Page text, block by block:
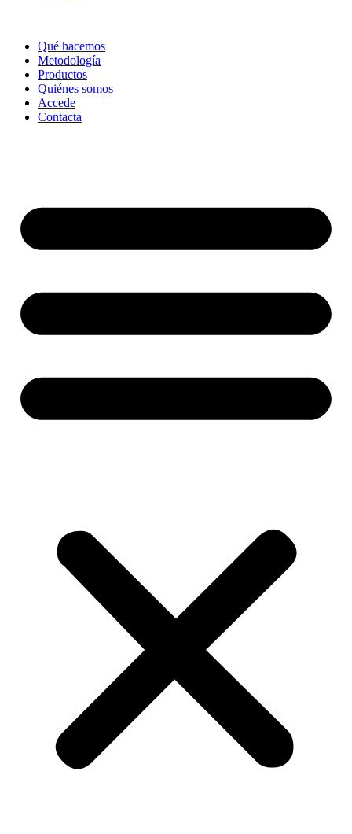
Qué hacemos
Metodología
Productos
Quiénes somos
Accede
Contacta